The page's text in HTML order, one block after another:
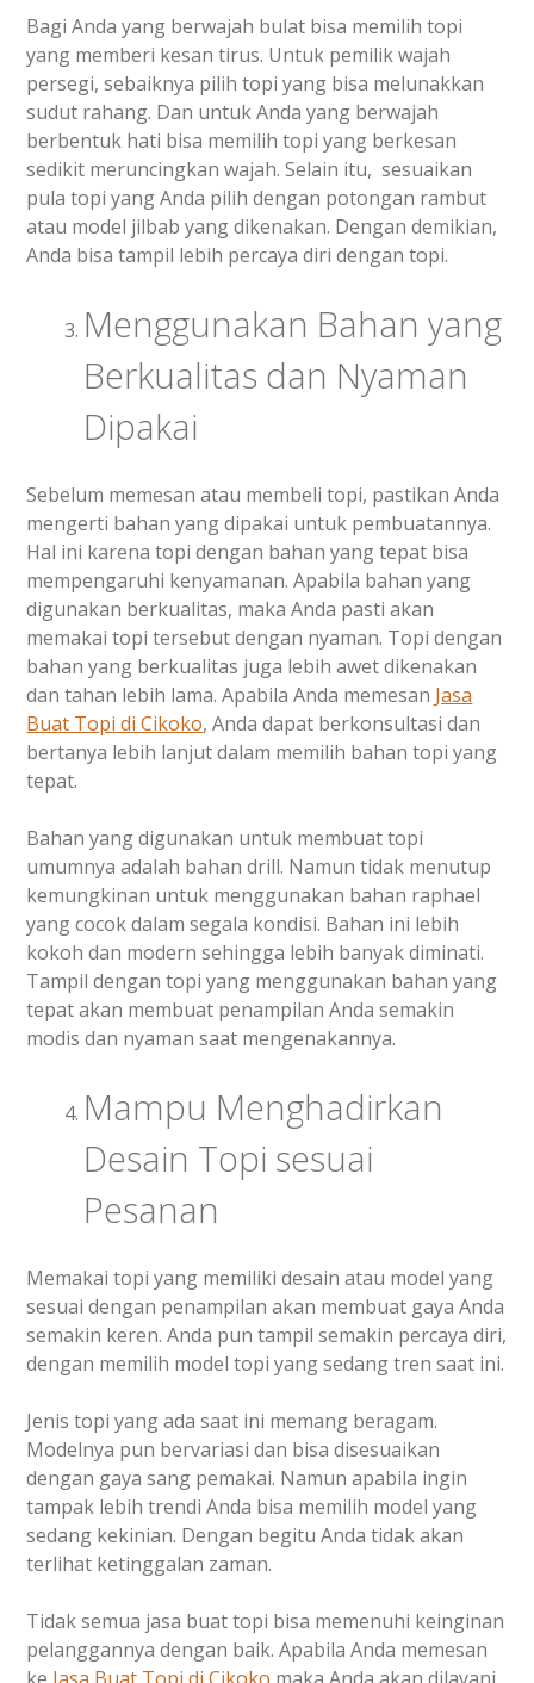
Bagi Anda yang berwajah bulat bisa memilih topi
yang memberi kesan tirus. Untuk pemilik wajah
persegi, sebaiknya pilih topi yang bisa melunakkan
sudut rahang. Dan untuk Anda yang berwajah
berbentuk hati bisa memilih topi yang berkesan
sedikit meruncingkan wajah. Selain itu, sesuaikan
pula topi yang Anda pilih dengan potongan rambut
atau model jilbab yang dikenakan. Dengan demikian,
Anda bisa tampil lebih percaya diri dengan topi.
Menggunakan Bahan yang
Berkualitas dan Nyaman
Dipakai
Sebelum memesan atau membeli topi, pastikan Anda
mengerti bahan yang dipakai untuk pembuatannya.
Hal ini karena topi dengan bahan yang tepat bisa
mempengaruhi kenyamanan. Apabila bahan yang
digunakan berkualitas, maka Anda pasti akan
memakai topi tersebut dengan nyaman. Topi dengan
bahan yang berkualitas juga lebih awet dikenakan
dan tahan lebih lama. Apabila Anda memesan Jasa
Buat Topi di Cikoko, Anda dapat berkonsultasi dan
bertanya lebih lanjut dalam memilih bahan topi yang
tepat.
Bahan yang digunakan untuk membuat topi
umumnya adalah bahan drill. Namun tidak menutup
kemungkinan untuk menggunakan bahan raphael
yang cocok dalam segala kondisi. Bahan ini lebih
kokoh dan modern sehingga lebih banyak diminati.
Tampil dengan topi yang menggunakan bahan yang
tepat akan membuat penampilan Anda semakin
modis dan nyaman saat mengenakannya.
Mampu Menghadirkan
Desain Topi sesuai
Pesanan
Memakai topi yang memiliki desain atau model yang
sesuai dengan penampilan akan membuat gaya Anda
semakin keren. Anda pun tampil semakin percaya diri,
dengan memilih model topi yang sedang tren saat ini.
Jenis topi yang ada saat ini memang beragam.
Modelnya pun bervariasi dan bisa disesuaikan
dengan gaya sang pemakai. Namun apabila ingin
tampak lebih trendi Anda bisa memilih model yang
sedang kekinian. Dengan begitu Anda tidak akan
terlihat ketinggalan zaman.
Tidak semua jasa buat topi bisa memenuhi keinginan
pelanggannya dengan baik. Apabila Anda memesan